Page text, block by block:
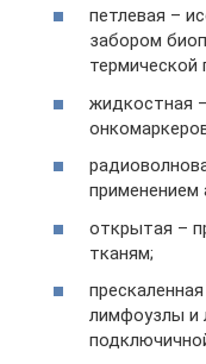
петлевая –
забором
термической
жидкостная
применением
открытая –
тканям;
лимфоузлы и